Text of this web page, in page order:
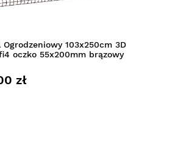
Ogrodzeniowy 103x250cm 3D
oczko 55x200mm brązowy
zł